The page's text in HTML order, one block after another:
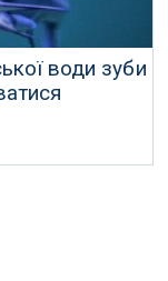
води зуби